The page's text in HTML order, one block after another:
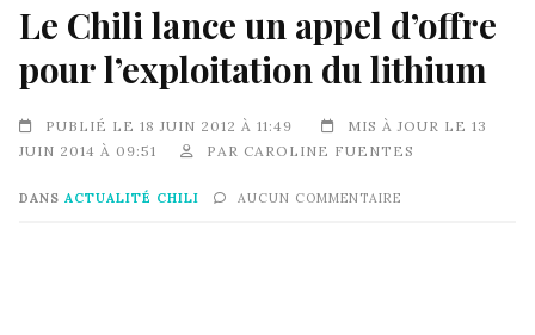
Le Chili lance un appel d’offre
pour l’exploitation du lithium
PUBLIÉ LE 18 JUIN 2012 À 11:49
MIS À JOUR LE 13
JUIN 2014 À 09:51
PAR CAROLINE FUENTES
DANS ACTUALITÉ CHILI AUCUN COMMENTAIRE